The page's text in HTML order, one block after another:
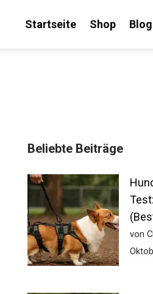
Startseite Shop Blog
Beliebte Beiträge
von